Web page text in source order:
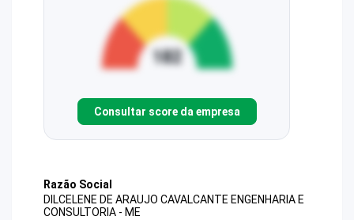
Consultar score da empresa
Razão Social
DILCELENE DE ARAUJO CAVALCANTE ENGENHARIA E
CONSULTORIA - ME